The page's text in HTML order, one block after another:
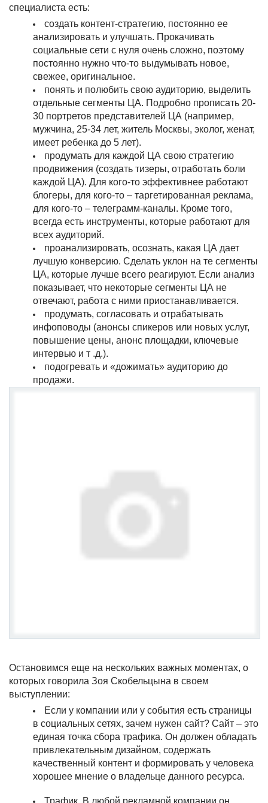
специалиста есть:
создать контент-стратегию, постоянно ее
анализировать и улучшать. Прокачивать
социальные сети с нуля очень сложно, поэтому
постоянно нужно что-то выдумывать новое,
свежее, оригинальное.
понять и полюбить свою аудиторию, выделить
отдельные сегменты ЦА. Подробно прописать 20-
30 портретов представителей ЦА (например,
мужчина, 25-34 лет, житель Москвы, эколог, женат,
имеет ребенка до 5 лет).
продумать для каждой ЦА свою стратегию
продвижения (создать тизеры, отработать боли
каждой ЦА). Для кого-то эффективнее работают
блогеры, для кого-то – таргетированная реклама,
для кого-то – телеграмм-каналы. Кроме того,
всегда есть инструменты, которые работают для
всех аудиторий.
проанализировать, осознать, какая ЦА дает
лучшую конверсию. Сделать уклон на те сегменты
ЦА, которые лучше всего реагируют. Если анализ
показывает, что некоторые сегменты ЦА не
отвечают, работа с ними приостанавливается.
продумать, согласовать и отрабатывать
инфоповоды (анонсы спикеров или новых услуг,
повышение цены, анонс площадки, ключевые
интервью и т .д.).
подогревать и «дожимать» аудиторию до
продажи.
Остановимся еще на нескольких важных моментах, о
которых говорила Зоя Скобельцына в своем
выступлении:
Если у компании или у события есть страницы
в социальных сетях, зачем нужен сайт? Сайт – это
единая точка сбора трафика. Он должен обладать
привлекательным дизайном, содержать
качественный контент и формировать у человека
хорошее мнение о владельце данного ресурса.
Трафик. В любой рекламной компании он